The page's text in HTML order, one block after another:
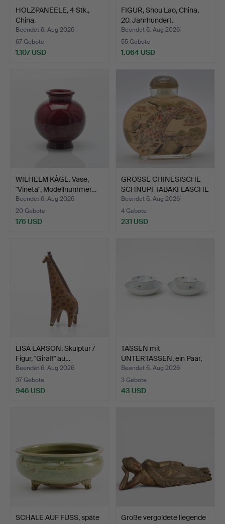
HOLZPANEELE, 4 Stk.,
China.
Beendet 6. Aug 2026
67 Gebote
1.107 USD
FIGUR, Shou Lao, China,
20. Jahrhundert.
Beendet 6. Aug 2026
55 Gebote
1.064 USD
WILHELM KÅGE. Vase,
"Vineta", Modellnummer…
Beendet 6. Aug 2026
20 Gebote
176 USD
GROSSE CHINESISCHE
SCHNUPFTABAKFLASCHE
, BE…
Beendet 6. Aug 2026
4 Gebote
231 USD
LISA LARSON. Skulptur /
Figur, "Giraff" au…
Beendet 6. Aug 2026
37 Gebote
946 USD
TASSEN mit
UNTERTASSEN, ein Paar,
Chinapor…
Beendet 6. Aug 2026
3 Gebote
43 USD
SCHALE AUF FUSS, späte
Große vergoldete liegende